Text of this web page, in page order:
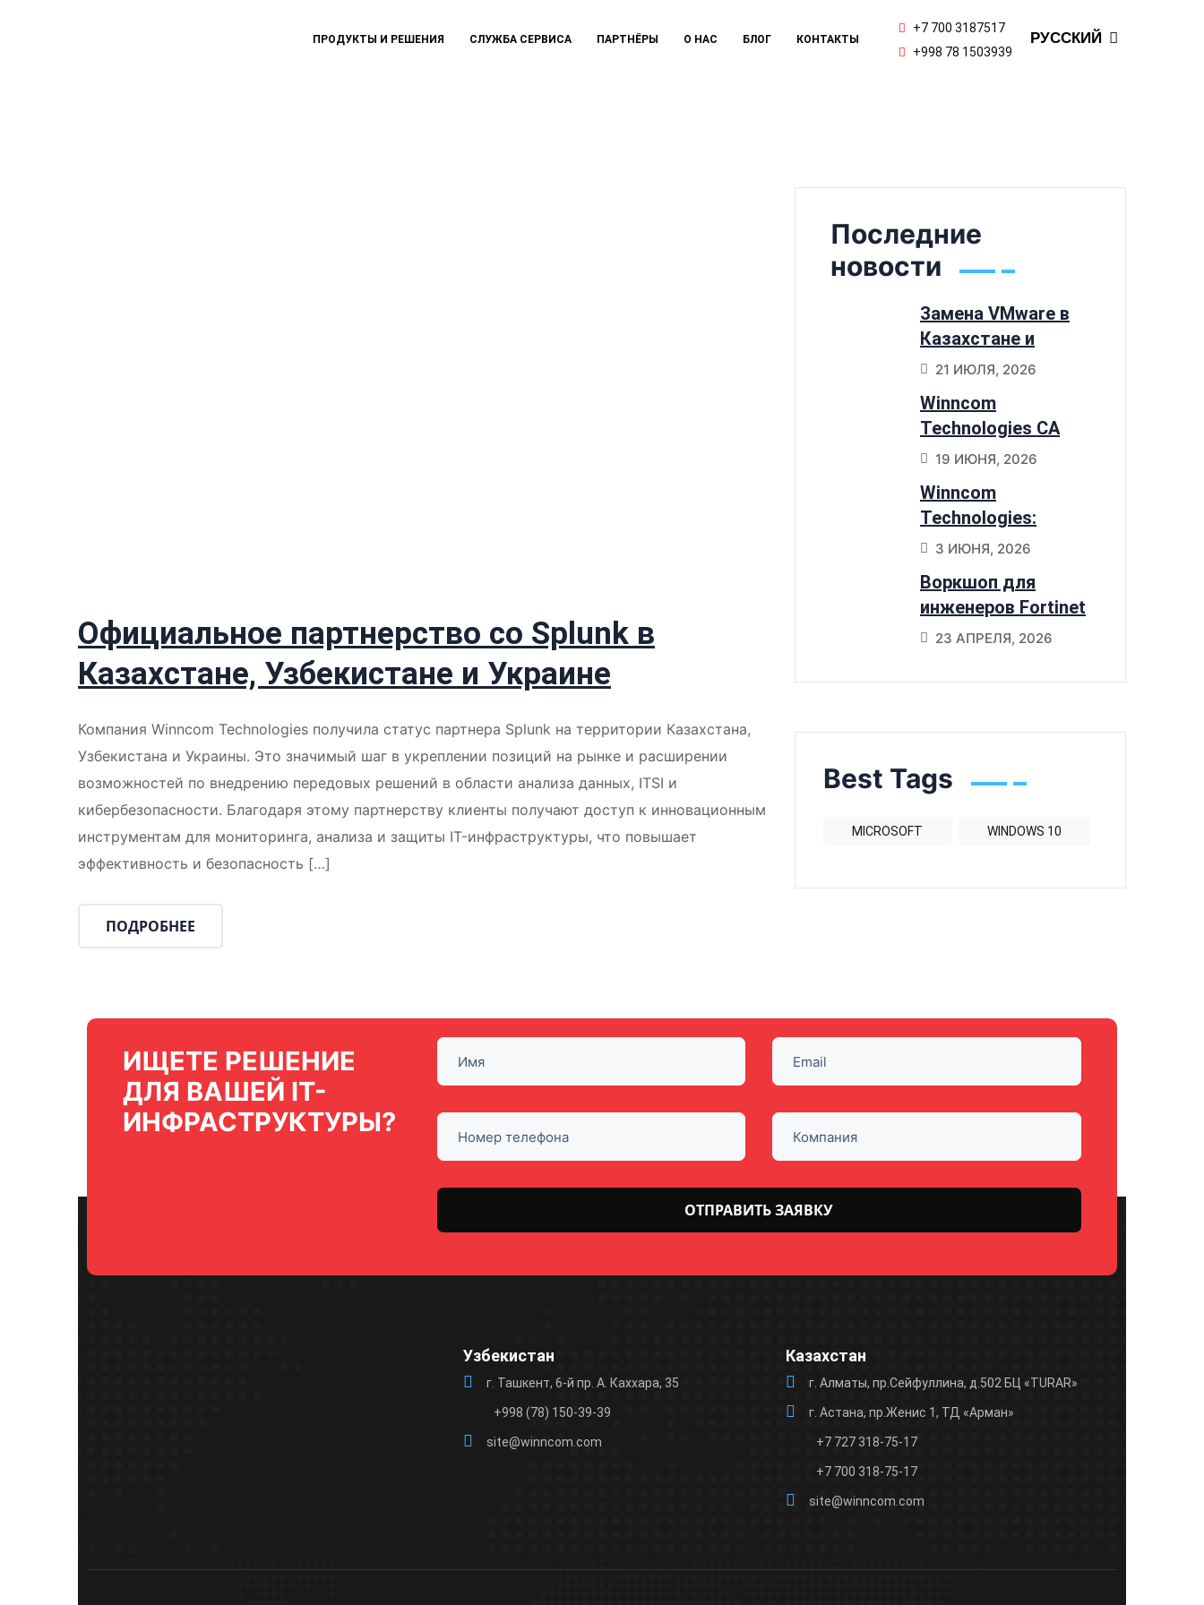
ПРОДУКТЫ И РЕШЕНИЯ СЛУЖБА СЕРВИСА ПАРТНЁРЫ О НАС БЛОГ КОНТАКТЫ
+7 700 3187517
+998 78 1503939
РУССКИЙ
ҚАЗАҚ ТІЛІ
Официальное партнерство со Splunk в
Казахстане, Узбекистане и Украине
Компания Winncom Technologies получила статус партнера Splunk на территории Казахстана,
Узбекистана и Украины. Это значимый шаг в укреплении позиций на рынке и расширении
возможностей по внедрению передовых решений в области анализа данных, ITSI и
кибербезопасности. Благодаря этому партнерству клиенты получают доступ к инновационным
инструментам для мониторинга, анализа и защиты IT-инфраструктуры, что повышает
эффективность и безопасность […]
ПОДРОБНЕЕ
Последние
новости
Замена VMware в
Казахстане и
Узбекистане:
переходят на
Sangfor HCI
21 ИЮЛЯ, 2026
Winncom
Technologies CA
получили статус
NetApp
19 ИЮНЯ, 2026
Winncom
Technologies:
признанный
портфолио
3 ИЮНЯ, 2026
Воркшоп для
инженеров Fortinet
SD-Branch в Астане
23 АПРЕЛЯ, 2026
Best Tags
MICROSOFT WINDOWS 10
ИЩЕТЕ РЕШЕНИЕ
ДЛЯ ВАШЕЙ IT-
ИНФРАСТРУКТУРЫ?
Узбекистан
г. Ташкент, 6-й пр. А. Каххара, 35
+998 (78) 150-39-39
site@winncom.com
Казахстан
г. Алматы, пр.Сейфуллина, д.502 БЦ «TURAR»
г. Астана, пр.Женис 1, ТД «Арман»
+7 727 318-75-17
+7 700 318-75-17
site@winncom.com